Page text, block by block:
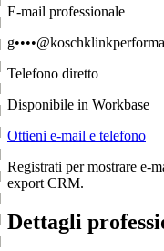
E-mail professionale
Telefono diretto
Disponibile in Workbase
Ottieni e-mail e telefono
Registrati per mostrare e-
export CRM.
Dettagli